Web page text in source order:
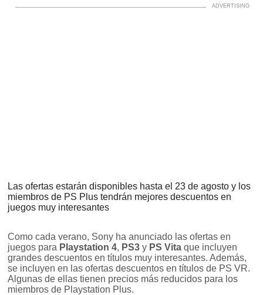
Las ofertas estarán disponibles hasta el 23 de agosto y los
miembros de PS Plus tendrán mejores descuentos en
juegos muy interesantes
Como cada verano, Sony ha anunciado las ofertas en
juegos para Playstation 4, PS3 y PS Vita que incluyen
grandes descuentos en títulos muy interesantes. Además,
se incluyen en las ofertas descuentos en títulos de PS VR.
Algunas de ellas tienen precios más reducidos para los
miembros de Playstation Plus.